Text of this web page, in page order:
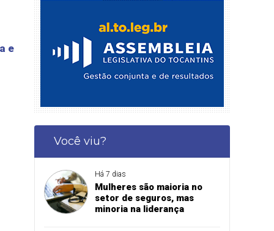
e
Você viu?
Há 7 dias
Mulheres são maioria no
setor de seguros, mas
minoria na liderança